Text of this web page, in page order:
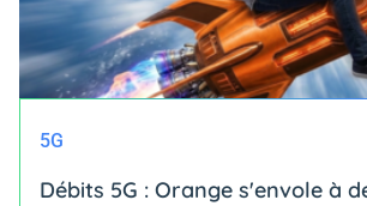
5G
Débits 5G : Orange s'envole à